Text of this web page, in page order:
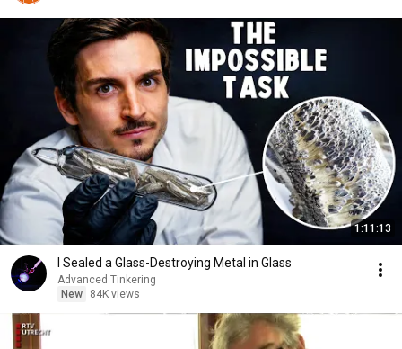
1:11:13
I Sealed a Glass-Destroying Metal in Glass
Advanced Tinkering
New
84K views